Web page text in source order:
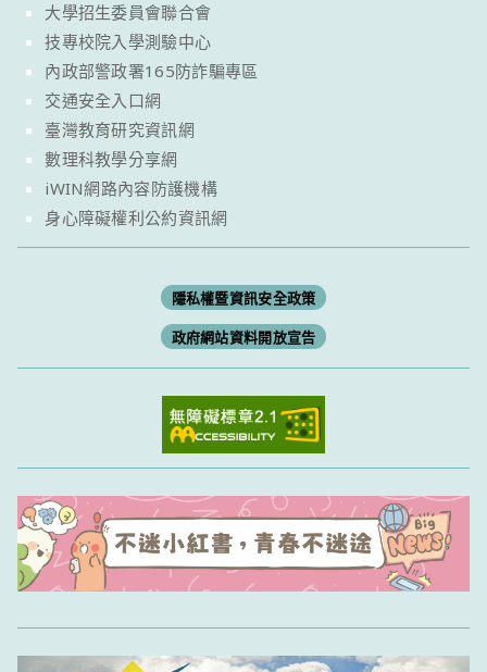
大學招生委員會聯合會
技專校院入學測驗中心
內政部警政署165防詐騙專區
交通安全入口網
臺灣教育研究資訊網
數理科教學分享網
iWIN網路內容防護機構
身心障礙權利公約資訊網
隱私權暨資訊安全政策
政府網站資料開放宣告